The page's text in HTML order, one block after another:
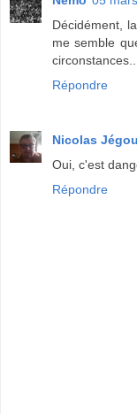
Décidément,
me semble
Répondre
Nicolas Jégou
Oui, c'est
Répondre